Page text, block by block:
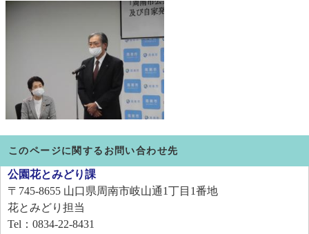
このページに関するお問い合わせ先
公園花とみどり課
〒745-8655 山口県周南市岐山通1丁目1番地
花とみどり担当
Tel：0834-22-8431